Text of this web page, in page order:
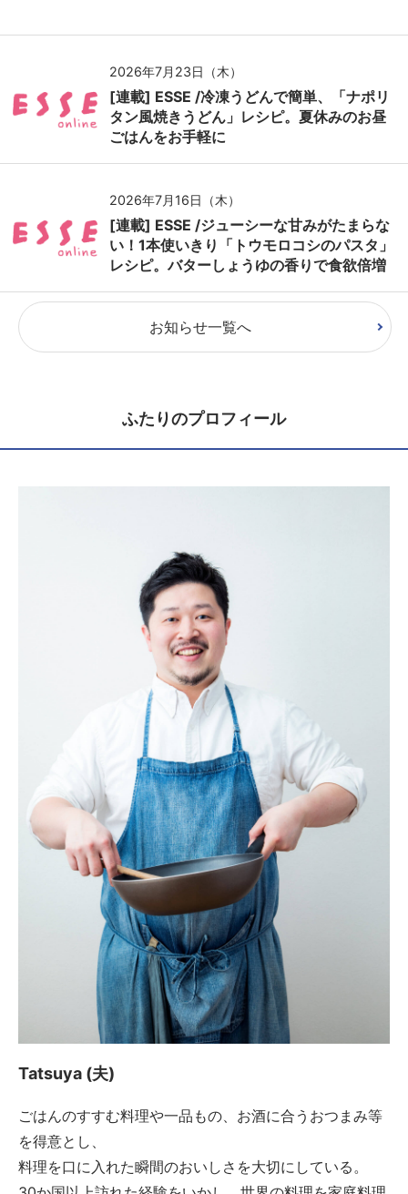
2026年7月23日（木）
[連載] ESSE /冷凍うどんで簡単、「ナポリ
タン風焼きうどん」レシピ。夏休みのお昼
ごはんをお手軽に
2026年7月16日（木）
[連載] ESSE /ジューシーな甘みがたまらな
い！1本使いきり「トウモロコシのパスタ」
レシピ。バターしょうゆの香りで食欲倍増
お知らせ一覧へ
ふたりのプロフィール
Tatsuya (夫)
ごはんのすすむ料理や一品もの、お酒に合うおつまみ等
を得意とし、
料理を口に入れた瞬間のおいしさを大切にしている。